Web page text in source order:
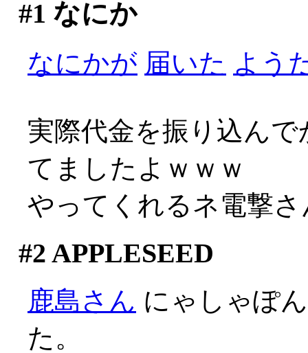
#1 なにか
なにかが 届いた よう
実際代金を振り込ん
てましたよｗｗｗ
やってくれるネ電撃さ
#2 APPLESEED
鹿島さん にゃしゃぽ
た。